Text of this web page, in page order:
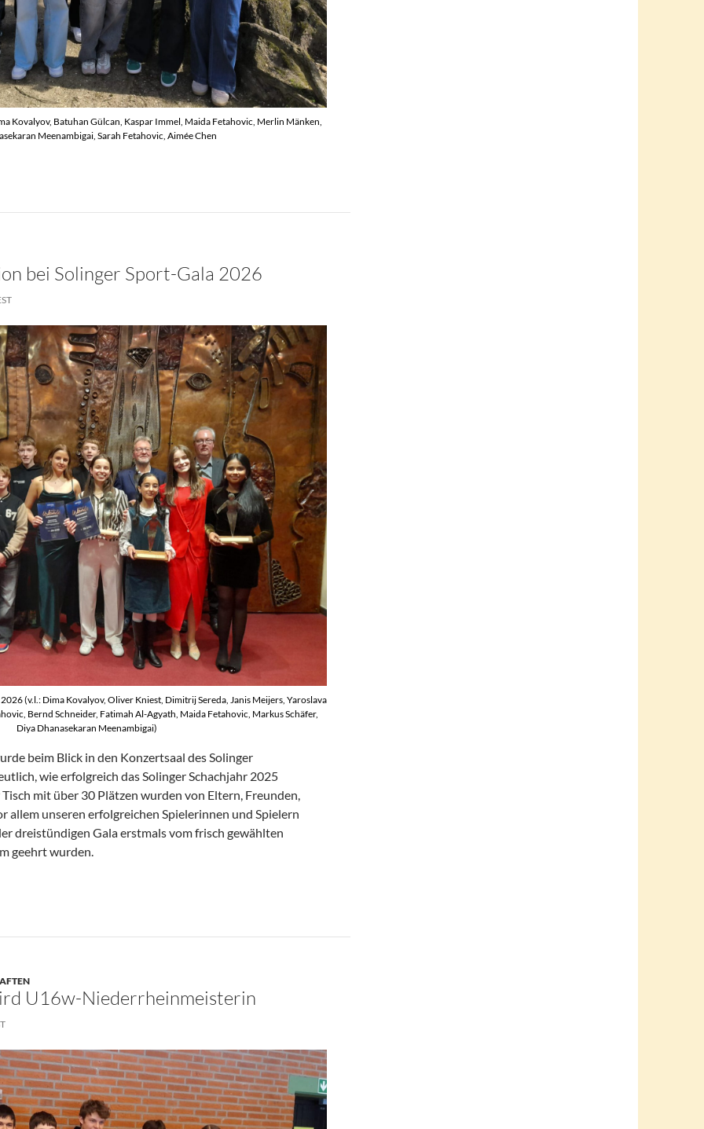
Kovalyov, Batuhan Gülcan, Kaspar Immel, Maida Fetahovic, Merlin Mänken,
Meenambigai, Sarah Fetahovic, Aimée Chen
Bei NRW-Jugend-Meisterschaften
bei Solinger Sport-Gala 2026
(v.l.: Dima Kovalyov, Oliver Kniest, Dimitrij Sereda, Janis Meijers, Yaroslava
Bernd Schneider, Fatimah Al-Agyath, Maida Fetahovic, Markus Schäfer,
Diya Dhanasekaran Meenambigai)
beim Blick in den Konzertsaal des Solinger
wie erfolgreich das Solinger Schachjahr 2025
mit über 30 Plätzen wurden von Eltern, Freunden,
allem unseren erfolgreichen Spielerinnen und Spielern
dreistündigen Gala erstmals vom frisch gewählten
geehrt wurden.
Sport-Gala 2026
U16w-Niederrheinmeisterin